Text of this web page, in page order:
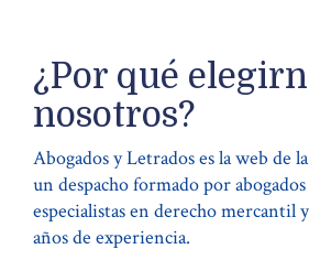
¿Por qué
nosotros?
Abogados y Letrados es la web de
un despacho formado por
especialistas en derecho mercantil
años de experiencia.